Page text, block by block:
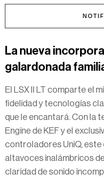
La nueva
galardonada
El LSX II LT comparte el
fidelidad y tecnologías
que le encantará. Con la
Engine de KEF y el
controladores UniQ,
altavoces inalámbricos
claridad de sonido